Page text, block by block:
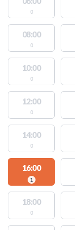
0
08:00
0
10:00
0
12:00
0
14:00
0
16:00
1
18:00
0